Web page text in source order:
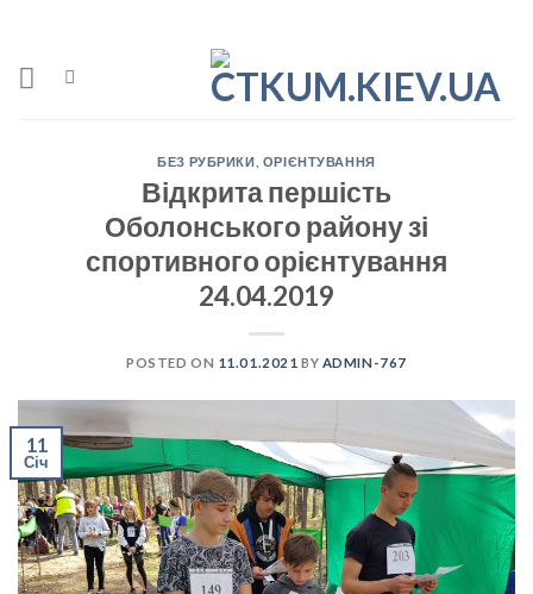
content
БЕЗ РУБРИКИ ОРІЄНТУВАННЯ
Відкрита першість
Оболонського району зі
спортивного орієнтування
24.04.2019
POSTED ON 11.01.2021 BY ADMIN-767
11
Січ